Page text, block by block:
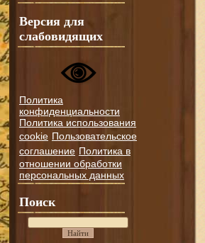
Версия для
слабовидящих
Политика
конфиденциальности
Политика использования
cookie Пользовательское
соглашение Политика в
отношении обработки
персональных данных
Поиск